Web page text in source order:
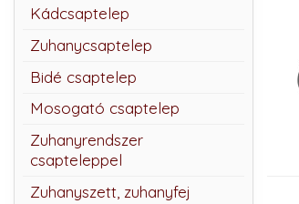
Kádcsaptelep
Zuhanycsaptelep
Bidé csaptelep
Mosogató csaptelep
Zuhanyrendszer
csapteleppel
Zuhanyszett, zuhanyfej